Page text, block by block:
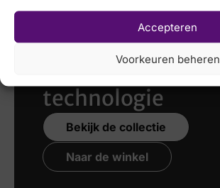
Accepteren
Voorkeuren beheren
Laat uw voeten
scannenmet de
nieuwste 3D
technologie
Bekijk de collectie
Naar de winkel